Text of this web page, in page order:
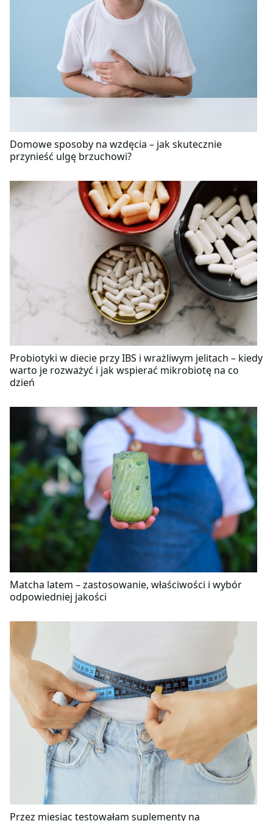
Domowe sposoby na wzdęcia – jak skutecznie
przynieść ulgę brzuchowi?
Probiotyki w diecie przy IBS i wrażliwym jelitach – kiedy
warto je rozważyć i jak wspierać mikrobiotę na co
dzień
Matcha latem – zastosowanie, właściwości i wybór
odpowiedniej jakości
Przez miesiąc testowałam suplementy na